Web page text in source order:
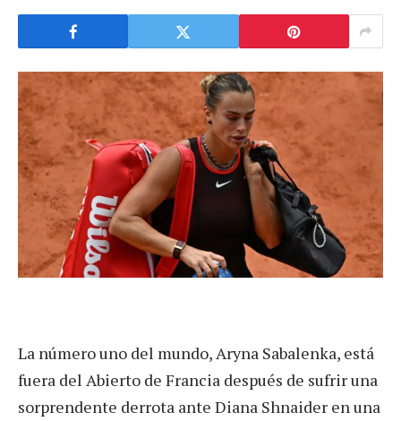
La número uno del mundo, Aryna Sabalenka, está
fuera del Abierto de Francia después de sufrir una
sorprendente derrota ante Diana Shnaider en una